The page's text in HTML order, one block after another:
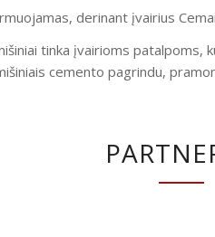
derinant įvairius
tinka įvairioms patalpoms,
cemento pagrindu,